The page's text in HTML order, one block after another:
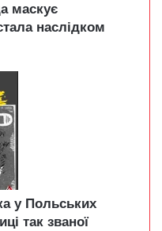
маскує
наслідком
у Польських
так званої